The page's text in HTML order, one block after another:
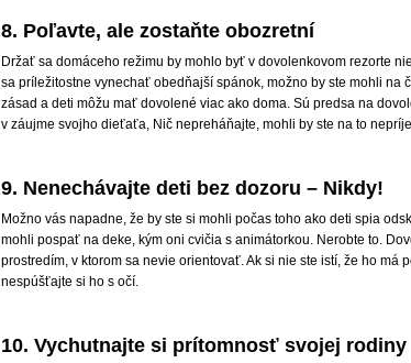
8. Poľavte, ale zostaňte obozretní
Držať sa domáceho režimu by mohlo byť v dovolenkovom rezorte
sa príležitostne vynechať obedňajší spánok, možno by ste mohli na
zásad a deti môžu mať dovolené viac ako doma. Sú predsa na
v záujme svojho dieťaťa, Nič nepreháňajte, mohli by ste na to
9. Nenechávajte deti bez dozoru – Nikdy!
Možno vás napadne, že by ste si mohli počas toho ako deti spia
mohli pospať na deke, kým oni cvičia s animátorkou. Nerobte to.
prostredím, v ktorom sa nevie orientovať. Ak si nie ste istí, že ho má
nespúšťajte si ho s očí.
10. Vychutnajte si prítomnosť svojej rodiny